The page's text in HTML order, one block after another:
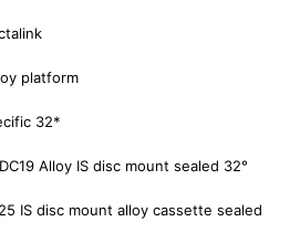
platform
32*
Alloy IS disc mount sealed 32°
IS disc mount alloy cassette sealed